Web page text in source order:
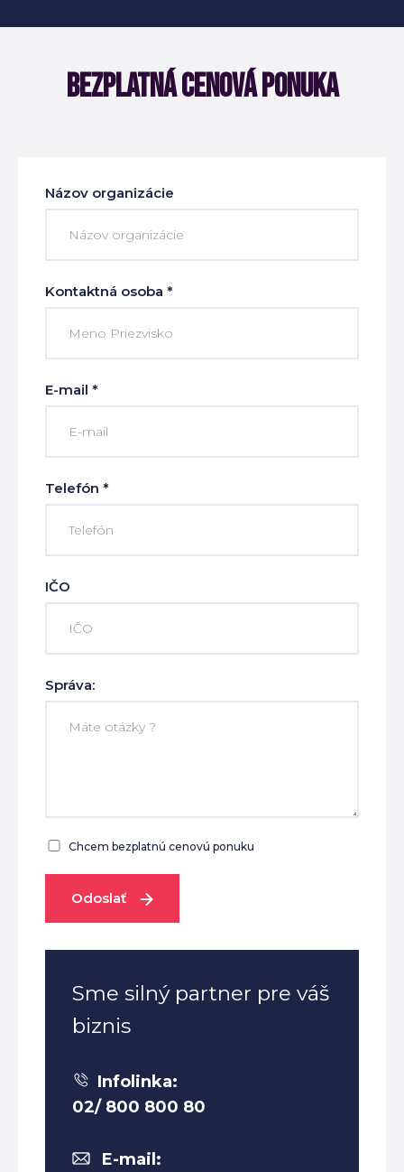
BEZPLATNÁ CENOVÁ PONUKA
Názov organizácie
Kontaktná osoba *
E-mail *
Telefón *
IČO
Správa:
Chcem bezplatnú cenovú ponuku
Odoslať
Sme silný partner pre váš
biznis
Infolinka:
02/ 800 800 80
E-mail: